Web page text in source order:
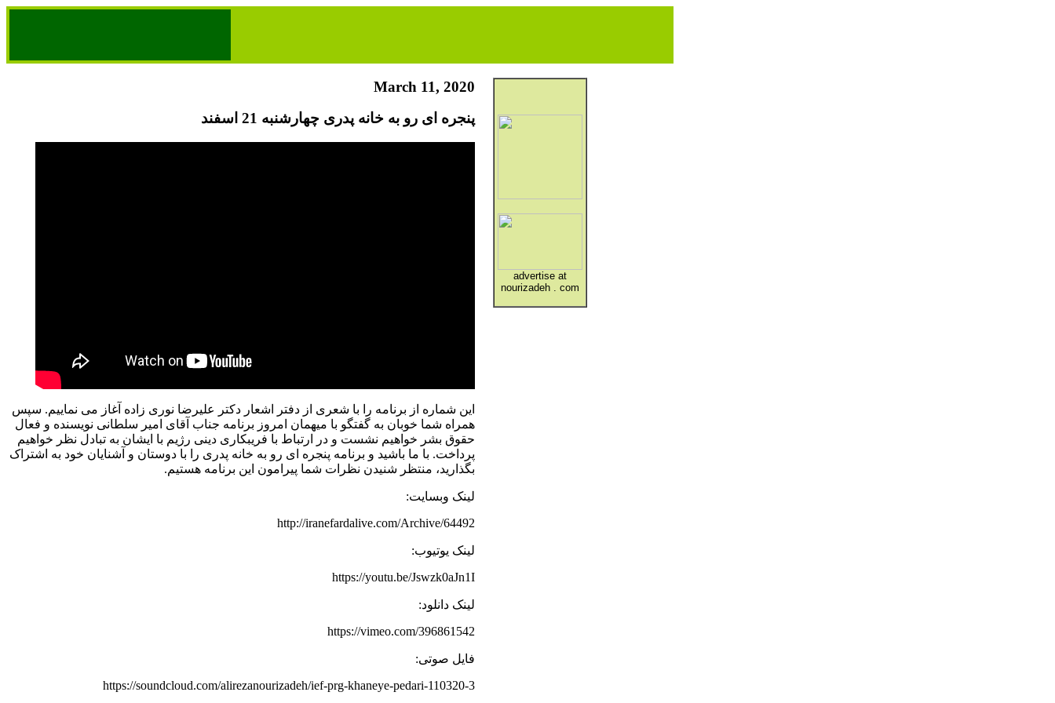
March 11, 2020
پنجره ای رو به خانه پدری چهارشنبه 21 اسفند
این شماره از برنامه را با شعری از دفتر اشعار دکتر علیرضا نوری زاده آغاز می نماییم. سپس
همراه شما خوبان به گفتگو با میهمان امروز برنامه جناب آقای امیر سلطانی نویسنده و فعال
حقوق بشر خواهیم نشست و در ارتباط با فریبکاری دینی رژیم با ایشان به تبادل نظر خواهیم
پرداخت. با ما باشید و برنامه پنجره ای رو به خانه پدری را با دوستان و آشنایان خود به اشتراک
بگذارید، منتظر شنیدن نظرات شما پیرامون این برنامه هستیم.
لینک وبسایت:
http://iranefardalive.com/Archive/64492
لینک یوتیوب:
https://youtu.be/Jswzk0aJn1I
لینک دانلود:
https://vimeo.com/396861542
فایل صوتی:
https://soundcloud.com/alirezanourizadeh/ief-prg-khaneye-pedari-110320-3
advertise at
nourizadeh . com